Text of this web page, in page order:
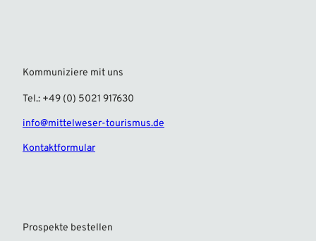
Kommuniziere mit uns
Tel.: +49 (0) 5021 917630
info@mittelweser-tourismus.de
Kontaktformular
Prospekte bestellen